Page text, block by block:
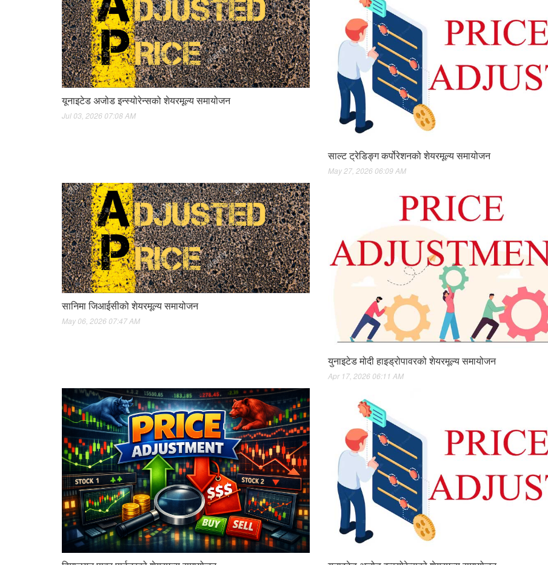
यूनाइटेड अजोड इन्स्योरेन्सको शेयरमूल्य समायोजन
Jul 03, 2026 07:08 AM
साल्ट ट्रेडिङ्ग कर्पोरेशनको शेयरमूल्य समायोजन
May 27, 2026 06:09 AM
सानिमा जिआईसीको शेयरमूल्य समायोजन
May 06, 2026 07:47 AM
युनाइटेड मोदी हाइड्रोपावरको शेयरमूल्य समायोजन
Apr 17, 2026 06:11 AM